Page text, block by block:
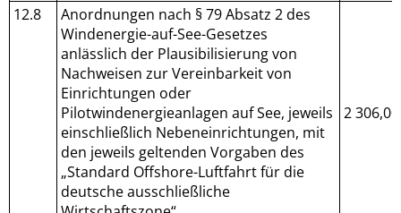
12.8
Anordnungen nach § 79 Absatz 2 des
Windenergie-auf-See-Gesetzes
anlässlich der Plausibilisierung von
Nachweisen zur Vereinbarkeit von
Einrichtungen oder
Pilotwindenergieanlagen auf See, jeweils
einschließlich Nebeneinrichtungen, mit
den jeweils geltenden Vorgaben des
„Standard Offshore-Luftfahrt für die
deutsche ausschließliche
2 306,00